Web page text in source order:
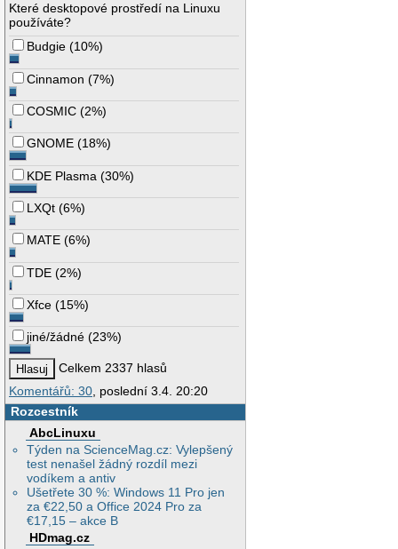
Které desktopové prostředí na Linuxu
používáte?
Budgie (10%)
Cinnamon (7%)
COSMIC (2%)
GNOME (18%)
KDE Plasma (30%)
LXQt (6%)
MATE (6%)
TDE (2%)
Xfce (15%)
jiné/žádné (23%)
Celkem 2337 hlasů
Komentářů: 30 , poslední 3.4. 20:20
Rozcestník
AbcLinuxu
Týden na ScienceMag.cz: Vylepšený
test nenašel žádný rozdíl mezi
vodíkem a antiv
Ušetřete 30 %: Windows 11 Pro jen
za €22,50 a Office 2024 Pro za
€17,15 – akce B
HDmag.cz